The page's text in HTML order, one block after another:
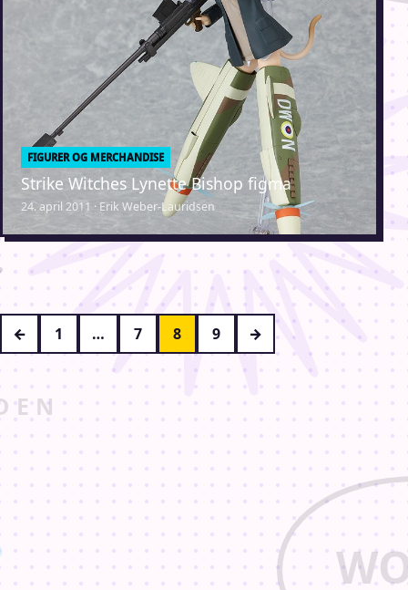
FIGURER OG MERCHANDISE
Strike Witches Lynette Bishop figma
24. april 2011 · Erik Weber-Lauridsen
Indlægsinddeling
← 1 … 7 8 9 →